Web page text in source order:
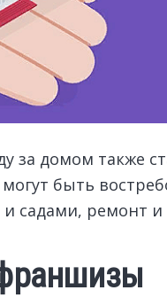
за домом также
быть
и садами, ремонт